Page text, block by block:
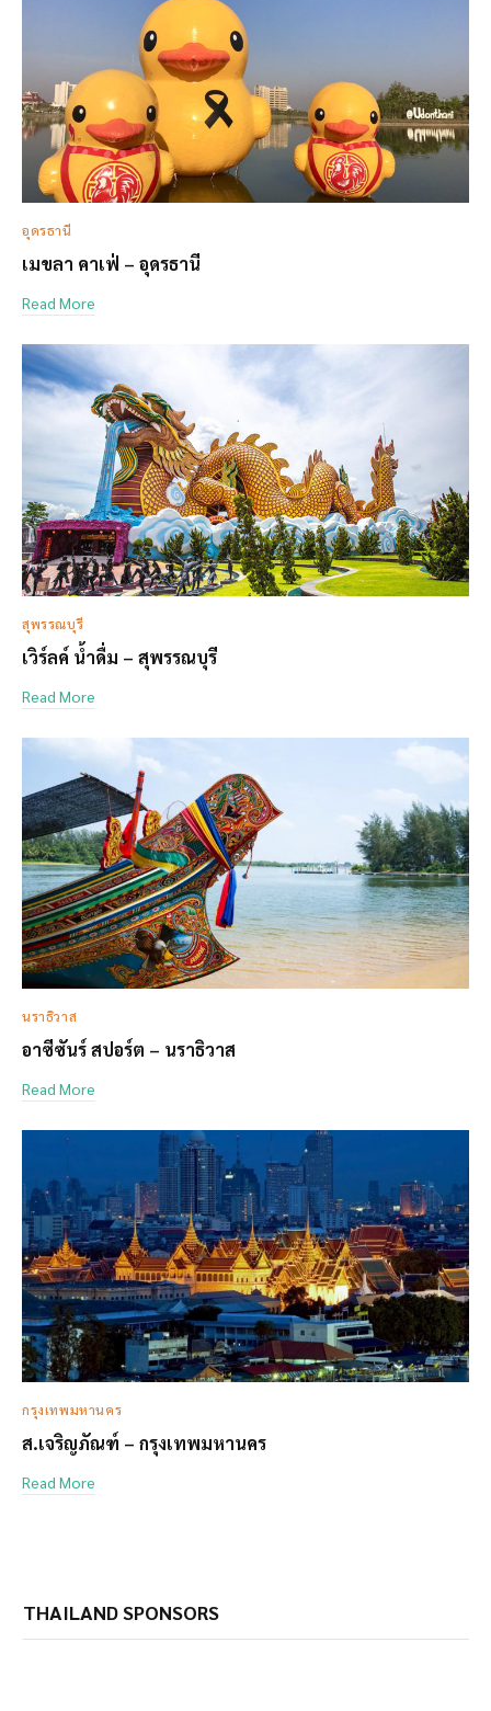
อุดรธานี
เมขลา คาเฟ่ – อุดรธานี
Read More
สุพรรณบุรี
เวิร์ลค์ น้ำดื่ม – สุพรรณบุรี
Read More
นราธิวาส
อาซีซันร์ สปอร์ต – นราธิวาส
Read More
กรุงเทพมหานคร
ส.เจริญภัณฑ์ – กรุงเทพมหานคร
Read More
THAILAND SPONSORS